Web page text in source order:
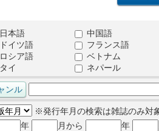
日本語
中国語
ドイツ語
フランス語
ロシア語
ベトナム
タイ
ネパール
※発行年月の検索は雑誌のみ対
年
月から 年